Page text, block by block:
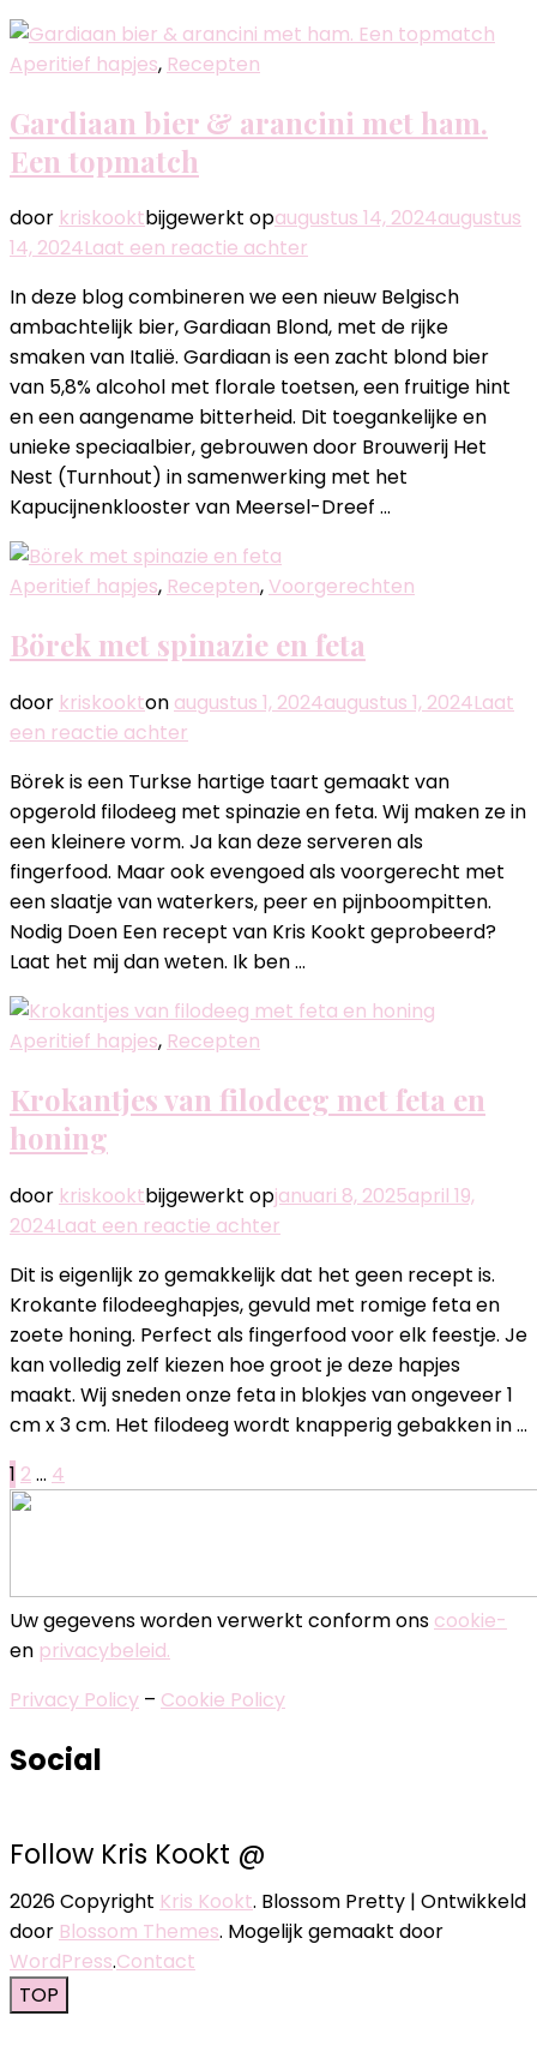
gebakken
Aperitief hapjes, Recepten
Gardiaan bier & arancini met ham.
Een topmatch
door kriskooktbijgewerkt opaugustus 14, 2024augustus
14, 2024Laat een reactie achter
bier
&
arancini
met
ham.
Een
topmatch
In deze blog combineren we een nieuw Belgisch
ambachtelijk bier, Gardiaan Blond, met de rijke
smaken van Italië. Gardiaan is een zacht blond bier
van 5,8% alcohol met florale toetsen, een fruitige hint
en een aangename bitterheid. Dit toegankelijke en
unieke speciaalbier, gebrouwen door Brouwerij Het
Nest (Turnhout) in samenwerking met het
Kapucijnenklooster van Meersel-Dreef …
Aperitief hapjes, Recepten,Voorgerechten
Börek met spinazie en feta
door kriskookton augustus 1, 2024augustus 1, 2024Laat
een reactie achter
met
spinazie
en
feta
Börek is een Turkse hartige taart gemaakt van
opgerold filodeeg met spinazie en feta. Wij maken ze in
een kleinere vorm. Ja kan deze serveren als
fingerfood. Maar ook evengoed als voorgerecht met
een slaatje van waterkers, peer en pijnboompitten.
Nodig Doen Een recept van Kris Kookt geprobeerd?
Laat het mij dan weten. Ik ben …
Aperitief hapjes, Recepten
Krokantjes van filodeeg met feta en
honing
door kriskooktbijgewerkt opjanuari 8, 2025april 19,
2024Laat een reactie achter
van
filodeeg
met
feta
en
honing
Dit is eigenlijk zo gemakkelijk dat het geen recept is.
Krokante filodeeghapjes, gevuld met romige feta en
zoete honing. Perfect als fingerfood voor elk feestje. Je
kan volledig zelf kiezen hoe groot je deze hapjes
maakt. Wij sneden onze feta in blokjes van ongeveer 1
cm x 3 cm. Het filodeeg wordt knapperig gebakken in …
Berichten
paginering
Pagina
1 Pagina
2… Pagina
4
Uw gegevens worden verwerkt conform ons cookie-
en privacybeleid.
Privacy Policy – Cookie Policy
Social
Follow Kris Kookt @
2026 Copyright Kris Kookt. Blossom Pretty | Ontwikkeld
door Blossom Themes. Mogelijk gemaakt door
WordPress.Contact
TOP